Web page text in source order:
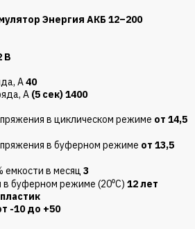
Энергия АКБ 12–200
В
А40
А (5 сек) 1400
в циклическом режиме от 14,5
в буферном режиме от 13,5
емкости в месяц 3
в буферном режиме (20⁰С) 12 лет
-10 до +50